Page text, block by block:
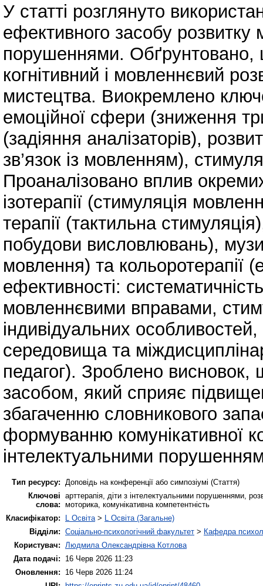
У статті розглянуто
ефективного засобу розвитку
порушеннями. Обґрунтовано,
когнітивний і мовленнєвий
мистецтва. Виокремлено
емоційної сфери (зниження
(задіяння аналізаторів),
зв’язок із мовленням),
Проаналізовано вплив
ізотерапії (стимуляція
терапії (тактильна
побудови висловлювань),
мовлення) та кольоротерапії
ефективності:
мовленнєвими вправами,
індивідуальних
середовища та
педагог). Зроблено
засобом, який сприяє
збагаченню словникового
формуванню комунікативної
інтелектуальними
Тип ресурсу:
Доповідь на конференції або симпозіумі (Стаття)
Ключові
слова:
арттерапія, діти з інтелектуальними порушеннями,
моторика, комунікативна компетентність
Класифікатор:
L Освіта > L Освіта (Загальне)
Відділи: Соціально-психологічний факультет > Кафедра
Користувач:
Людмила Олександрівна Котлова
Дата подачі:
16 Черв 2026 11:23
Оновлення:
16 Черв 2026 11:24